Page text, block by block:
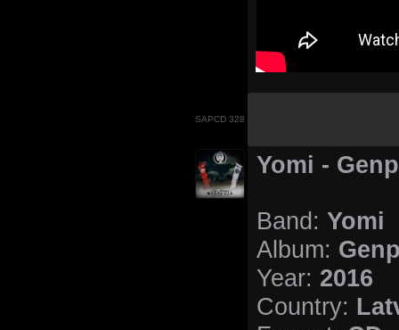
SAPCD 328
Yomi -
Band: Yomi
Album:
Year: 2016
Country: